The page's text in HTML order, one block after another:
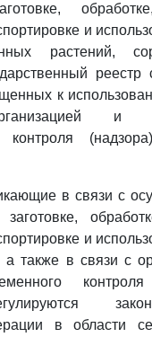
и
растений,
реестр
к
и
контроля
в связи с
заготовке,
и
а также в связи с
в области